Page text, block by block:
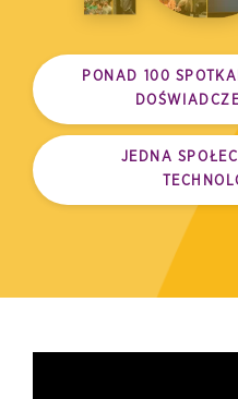
PONAD 100
JEDNA